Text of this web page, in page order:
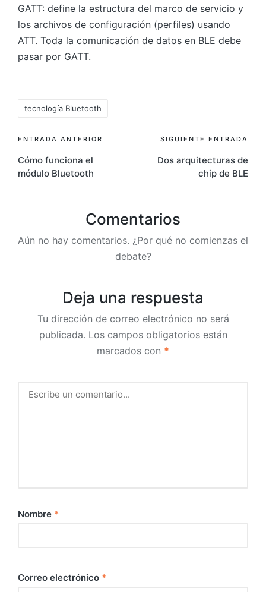
GATT: define la estructura del marco de servicio y
los archivos de configuración (perfiles) usando
ATT. Toda la comunicación de datos en BLE debe
pasar por GATT.
tecnología Bluetooth
Navegación
de
ENTRADA ANTERIOR
Cómo funciona el
módulo Bluetooth
SIGUIENTE ENTRADA
Dos arquitecturas de
chip de BLE
Comentarios
Aún no hay comentarios. ¿Por qué no comienzas el
debate?
Deja una respuesta
Tu dirección de correo electrónico no será
publicada. Los campos obligatorios están
marcados con *
Nombre *
Correo electrónico *